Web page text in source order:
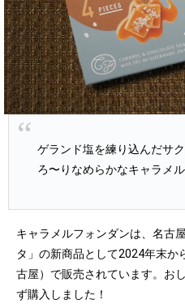
ゲランド塩を練り込んだサ
ろ〜りなめらかなキャラメ
キャラメルフォンダンは、名古
タ」の新商品として2024年末か
古屋）で販売されています。お
ず購入しました！